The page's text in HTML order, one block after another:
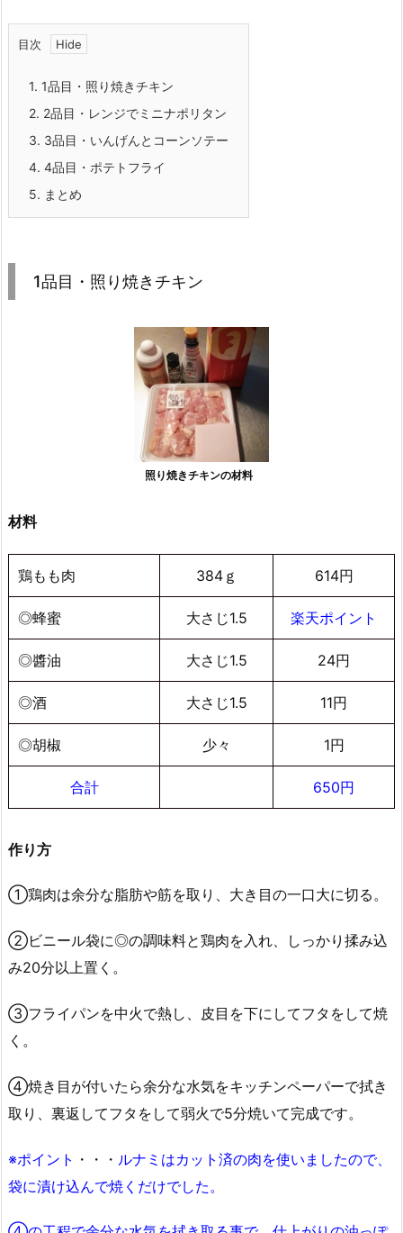
目次
1. 1品目・照り焼きチキン
2. 2品目・レンジでミニナポリタン
3. 3品目・いんげんとコーンソテー
4. 4品目・ポテトフライ
5. まとめ
1品目・照り焼きチキン
照り焼きチキンの材料
材料
鶏もも肉 384ｇ 614円
◎蜂蜜 大さじ1.5 楽天ポイント
◎醬油 大さじ1.5 24円
◎酒 大さじ1.5 11円
◎胡椒 少々 1円
合計 650円
作り方
①鶏肉は余分な脂肪や筋を取り、大き目の一口大に切る。
②ビニール袋に◎の調味料と鶏肉を入れ、しっかり揉み込
み20分以上置く。
③フライパンを中火で熱し、皮目を下にしてフタをして焼
く。
④焼き目が付いたら余分な水気をキッチンペーパーで拭き
取り、裏返してフタをして弱火で5分焼いて完成です。
※ポイント ・・・ ルナミはカット済の肉を使いましたので、
袋に漬け込んで焼くだけでした。